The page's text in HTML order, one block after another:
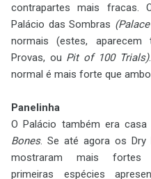
contrapartes mais fracas.
Palácio das Sombras
normais (estes,
Provas, ou Pit of 100 Trials)
normal é mais forte que
Panelinha
O Palácio também era casa
Bones. Se até agora os Dry
mostraram mais
primeiras espécies